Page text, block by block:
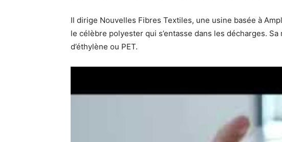
Il dirige Nouvelles Fibres Textiles, une usine basée à
le célèbre polyester qui s’entasse dans les décharges.
d’éthylène ou PET.